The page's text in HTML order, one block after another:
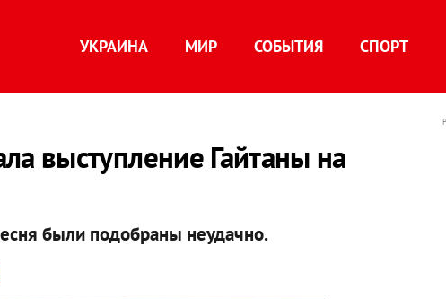
УКРАИНА МИР СОБЫТИЯ СПОРТ
выступление Гайтаны на
были подобраны неудачно.